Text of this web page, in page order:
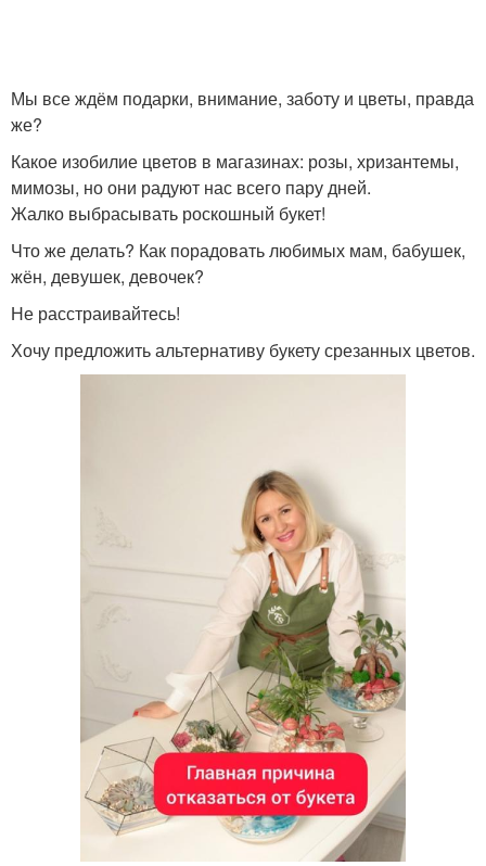
Мы все ждём подарки, внимание, заботу и цветы, правда
же?
Какое изобилие цветов в магазинах: розы, хризантемы,
мимозы, но они радуют нас всего пару дней.
Жалко выбрасывать роскошный букет!
Что же делать? Как порадовать любимых мам, бабушек,
жён, девушек, девочек?
Не расстраивайтесь!
Хочу предложить альтернативу букету срезанных цветов.